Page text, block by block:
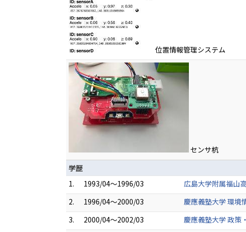
位置情報管理システム
センサ杭
学歴
1.
1993/04～1996/03
広島大学附属福山
2.
1996/04～2000/03
慶應義塾大学 環境
3.
2000/04～2002/03
慶應義塾大学 政策